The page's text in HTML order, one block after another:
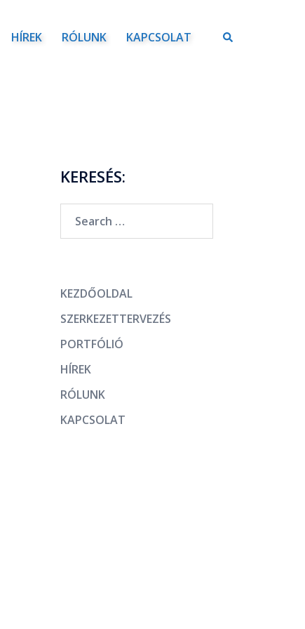
HÍREK RÓLUNK KAPCSOLAT
KERESÉS:
KEZDŐOLDAL
SZERKEZETTERVEZÉS
PORTFÓLIÓ
HÍREK
RÓLUNK
KAPCSOLAT